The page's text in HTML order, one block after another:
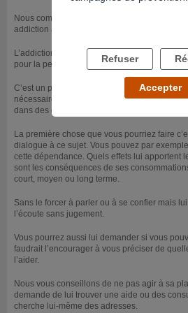
Nous comprenons votre intention d’aider
addiction à la cocaïne.
L’addiction est souvent un phénomène
pour la personne elle-même et pour ses
C’est un phénomène déroutant car même si
nécessaire, elle ne suffit pas toujours et
dans des envies contradictoires d’arrêter et
La première chose que vous pourriez faire
dialogue à ce sujet. Vous pouvez par
cette dépendance. Quels effets lui apportent
sont les conséquences de ses
court, moyen ou long terme.
Sans le forcer à parler ou à se confier mais
l’écoute sans jugement.
Vous pourrez aussi lui demander si vous
faudrait l’encourager à vous préciser de
l’aider.
Nous vous conseillons de ne pas agir à sa
demande de lui trouver une aide ou des
cherche lui-même des adresses.
Refuser
Accepter